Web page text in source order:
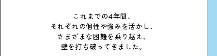
これまでの4年間、
それぞれの個性や強みを活かし、
さまざまな困難を乗り越え、
壁を打ち破ってきました。